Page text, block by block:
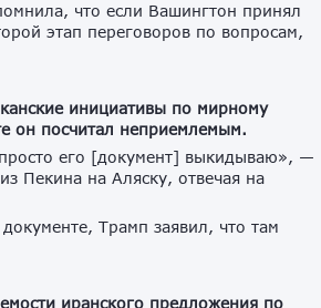
что если Вашингтон принял
этап переговоров по вопросам,
инициативы по мирному
он посчитал неприемлемым.
его [документ] выкидываю», —
Пекина на Аляску, отвечая на
Трамп заявил, что там
иранского предложения по